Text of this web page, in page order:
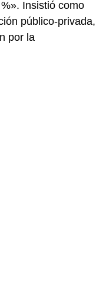
Insistió como
público-privada,
por la